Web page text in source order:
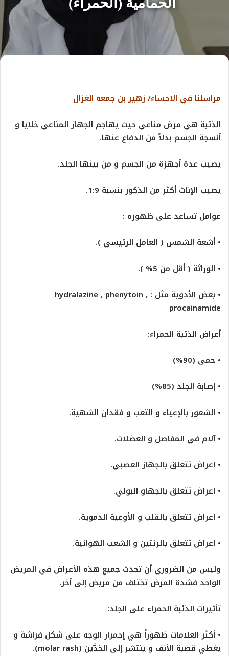
مراسلنا في الاحساء/ زهير بن جمعه الغزال
الذئبة هي مرض مناعي حيث يهاجم الجهاز المناعي خلايا و
أنسجة الجسم بدلاً من الدفاع عنها.
يصيب عدة أجهزة من الجسم و من بينها الجلد.
يصيب الإناث أكثر من الذكور بنسبة 1:9.
عوامل تساعد على ظهوره :
• أشعة الشمس ( العامل الرئيسي ).
• الوراثة ( أقل من 5% ).
• بعض الأدوية مثل : hydralazine , phenytoin ,
procainamide
أعراض الذئبة الحمراء:
• حمى (90%)
• إصابة الجلد (85%)
• الشعور بالإعياء و التعب و فقدان الشهية.
• آلام في المفاصل و العضلات.
• اعراض تتعلق بالجهاز العصبي.
• اعراض تتعلق بالجهاو البولي.
• اعراض تتعلق بالقلب و الأوعية الدموية.
• اعراض تتعلق بالرئتين و الشعب الهوائية.
وليس من الضروري أن تحدث جميع هذه الأعراض في المريض
الواحد فشدة المرض تختلف من مريض إلى أخر.
تأثيرات الذئبة الحمراء على الجلد:
• أكثر العلامات ظهوراً هي إحمرار الوجه على شكل فراشة و
يغطي قصبة الأنف و ينتشر إلى الخدَّين (molar rash).